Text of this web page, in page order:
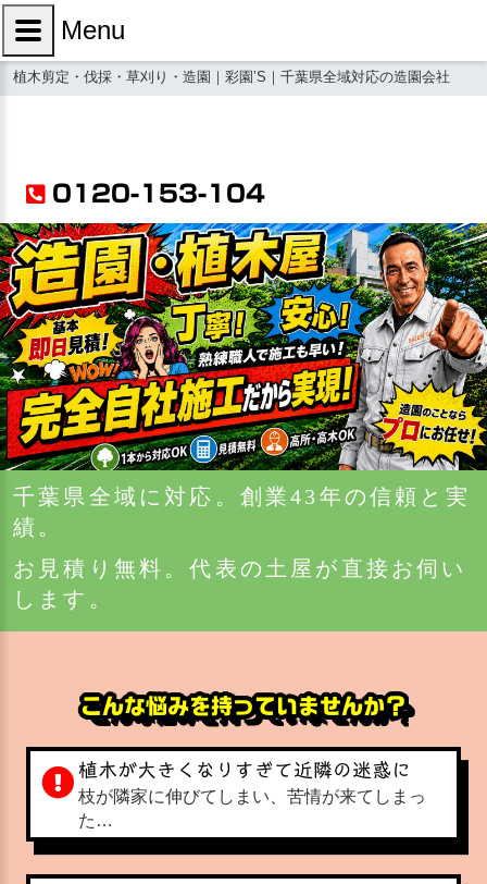
植木剪定・伐採・草刈り・造園｜彩園’S｜千葉県全域対応の造園会社
0120-153-104
千葉県全域に対応。創業43年の信頼と実
績。
お見積り無料。代表の土屋が直接お伺い
します。
こんな悩みを持っていませんか？
植木が大きくなりすぎて近隣の迷惑に
枝が隣家に伸びてしまい、苦情が来てしまっ
た…
Menu